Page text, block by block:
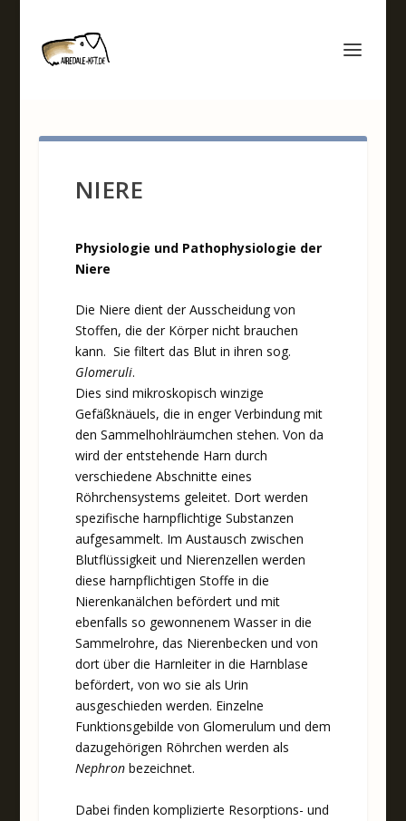
NIERE
Physiologie und Pathophysiologie der
Niere
Die Niere dient der Ausscheidung von
Stoffen, die der Körper nicht brauchen
kann. Sie filtert das Blut in ihren sog.
Glomeruli.
Dies sind mikroskopisch winzige
Gefäßknäuels, die in enger Verbindung mit
den Sammelhohlräumchen stehen. Von da
wird der entstehende Harn durch
verschiedene Abschnitte eines
Röhrchensystems geleitet. Dort werden
spezifische harnpflichtige Substanzen
aufgesammelt. Im Austausch zwischen
Blutflüssigkeit und Nierenzellen werden
diese harnpflichtigen Stoffe in die
Nierenkanälchen befördert und mit
ebenfalls so gewonnenem Wasser in die
Sammelrohre, das Nierenbecken und von
dort über die Harnleiter in die Harnblase
befördert, von wo sie als Urin
ausgeschieden werden. Einzelne
Funktionsgebilde von Glomerulum und dem
dazugehörigen Röhrchen werden als
Nephronbezeichnet.
Dabei finden komplizierte Resorptions- und